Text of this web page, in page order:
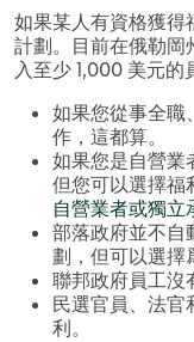
如果某人有資格獲得
計劃。目前在俄勒岡
入至少 1,000 美元的
如果您從事全職
作，這都算。
如果您是自營
但您可以選擇福
自營業者或獨立
部落政府並不自
劃，但可以選擇
聯邦政府員工沒
民選官員、法官
利。